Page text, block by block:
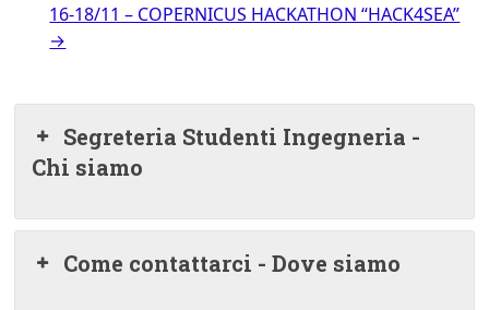
16-18/11 – COPERNICUS HACKATHON “HACK4SEA”
→
Segreteria Studenti Ingegneria -
Chi siamo
Come contattarci - Dove siamo